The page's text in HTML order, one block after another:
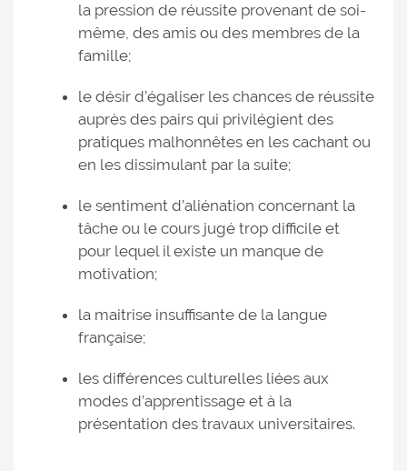
la pression de réussite provenant de soi-
même, des amis ou des membres de la
famille;
le désir d’égaliser les chances de réussite
auprès des pairs qui privilégient des
pratiques malhonnêtes en les cachant ou
en les dissimulant par la suite;
le sentiment d’aliénation concernant la
tâche ou le cours jugé trop difficile et
pour lequel il existe un manque de
motivation;
la maitrise insuffisante de la langue
française;
les différences culturelles liées aux
modes d’apprentissage et à la
présentation des travaux universitaires.